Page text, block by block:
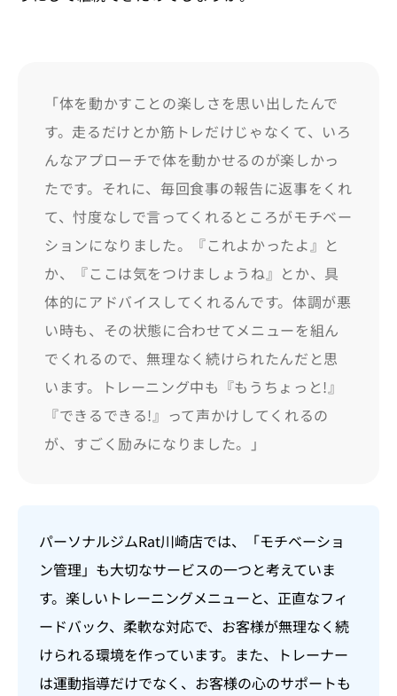
「体を動かすことの楽しさを思い出したんで
す。走るだけとか筋トレだけじゃなくて、いろ
んなアプローチで体を動かせるのが楽しかっ
たです。それに、毎回食事の報告に返事をくれ
て、忖度なしで言ってくれるところがモチベー
ションになりました。『これよかったよ』と
か、『ここは気をつけましょうね』とか、具
体的にアドバイスしてくれるんです。体調が悪
い時も、その状態に合わせてメニューを組ん
でくれるので、無理なく続けられたんだと思
います。トレーニング中も『もうちょっと!』
『できるできる!』って声かけしてくれるの
が、すごく励みになりました。」
パーソナルジムRat川崎店では、「モチベーショ
ン管理」も大切なサービスの一つと考えていま
す。楽しいトレーニングメニューと、正直なフィ
ードバック、柔軟な対応で、お客様が無理なく続
けられる環境を作っています。また、トレーナー
は運動指導だけでなく、お客様の心のサポートも